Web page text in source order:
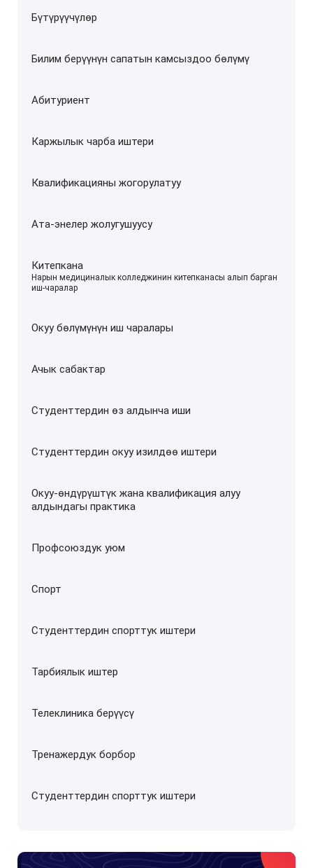
Бүтүрүүчүлөр
Билим берүүнүн сапатын камсыздоо бөлүмү
Абитуриент
Каржылык чарба иштери
Квалификацияны жогорулатуу
Ата-энелер жолугушуусу
Китепкана
–
Нарын медициналык колледжинин китепканасы алып барган
иш-чаралар
Окуу бөлүмүнүн иш чаралары
Ачык сабактар
Студенттердин өз алдынча иши
Студенттердин окуу изилдөө иштери
Окуу-өндүрүштүк жана квалификация алуу
алдындагы практика
Профсоюздук уюм
Спорт
Студенттердин спорттук иштери
Тарбиялык иштер
Телеклиника берүүсү
Тренажердук борбор
Студенттердин спорттук иштери